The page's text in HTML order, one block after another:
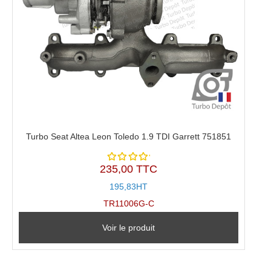
Turbo Seat Altea Leon Toledo 1.9 TDI Garrett 751851
Note
5
235,00 TTC
195,83HT
TR11006G-C
Voir le produit